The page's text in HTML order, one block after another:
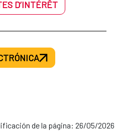
D’INTÉRÊT
de la página: 26/05/2026